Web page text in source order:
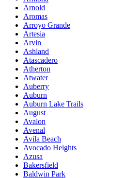
Arnold
Aromas
Arroyo Grande
Artesia
Arvin
Ashland
Atascadero
Atherton
Atwater
Auberry
Auburn
Auburn Lake Trails
August
Avalon
Avenal
Avila Beach
Avocado Heights
Azusa
Bakersfield
Baldwin Park